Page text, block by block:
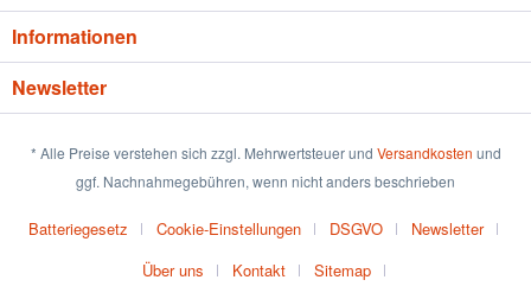
Informationen
Newsletter
* Alle Preise verstehen sich zzgl. Mehrwertsteuer und Versandkosten und
ggf. Nachnahmegebühren, wenn nicht anders beschrieben
Batteriegesetz Cookie-Einstellungen DSGVO
Newsletter
Über uns
Kontakt
Sitemap